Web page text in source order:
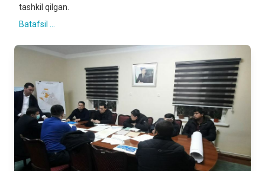
tashkil qilgan.
Batafsil ...